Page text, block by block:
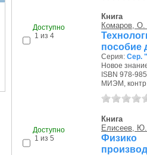
Доступно
1 из 4
Книга
Комаров,
пособие
Серия: Сер.
Новое
ISBN 978-
МИЭМ,
Доступно
1 из 5
Книга
Елисеев,